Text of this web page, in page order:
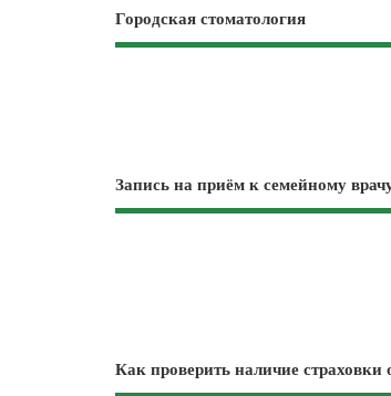
Городская стоматология
Запись на приём к семейному
Как проверить наличие страховки